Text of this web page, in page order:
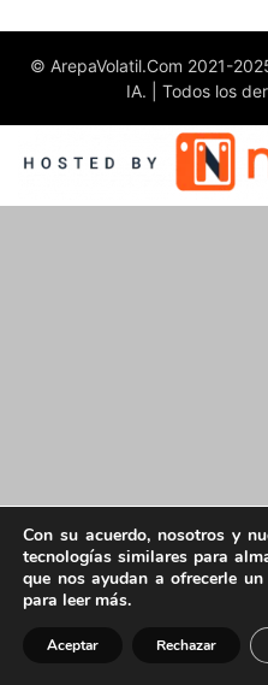
© ArepaVolatil.Com 2021-
IA. | Todos los
Con su acuerdo, nosotros y
tecnologías similares para
que nos ayudan a ofrecerle
para leer más.
Aceptar Rechazar